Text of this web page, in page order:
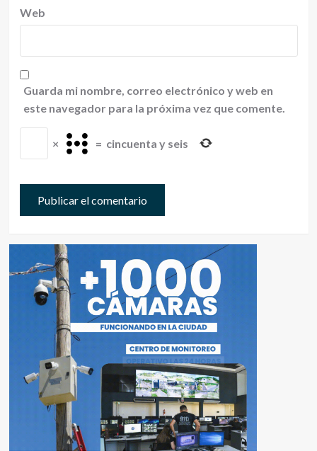
Web
Guarda mi nombre, correo electrónico y web en
este navegador para la próxima vez que comente.
× = cincuenta y seis